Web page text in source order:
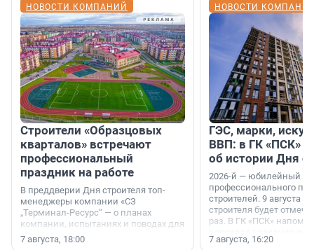
НОВОСТИ КОМПАНИЙ
Строители «Образцовых
кварталов» встречают
профессиональный
праздник на работе
В преддверии Дня строителя топ-
менеджеры компании «СЗ
„Терминал-Ресурс“ — о планах
компании, испытаниях и поводах для
осторожного оптимизма.
7 августа, 18:00
НОВОСТИ
ГЭС, марки,
ВВП: в ГК «ПСК»
об истории Дня
2026-й — юбилейный
профессионального
строителей. 9 августа
строителя будет
раз. В ГК «ПСК»
поменялась роль
7 августа, 16:20